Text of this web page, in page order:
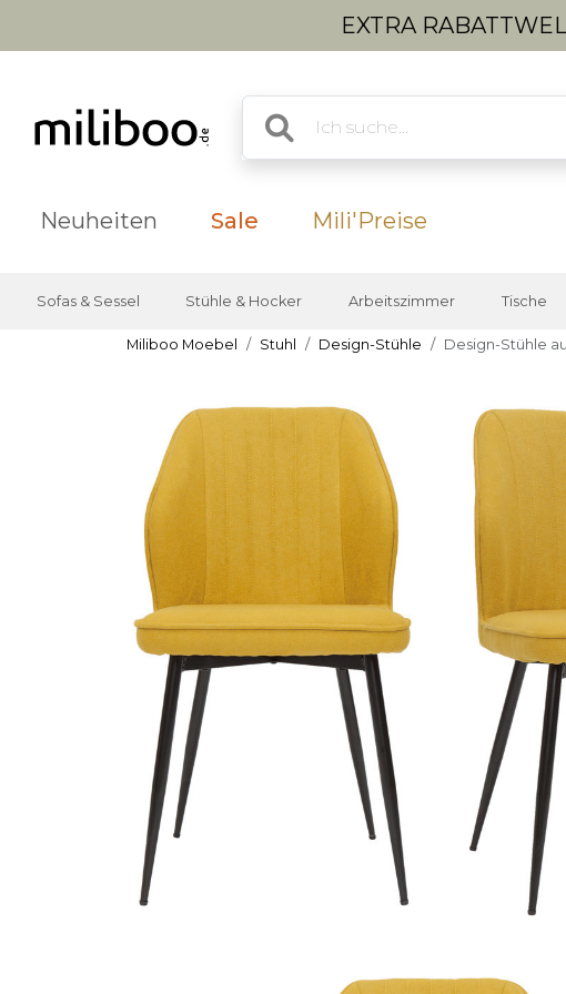
EXTRA
Neuheiten Sale Mili'Preise
Sofas & Sessel Stühle & Hocker Arbeitszimmer Tische
Miliboo Moebel Stuhl Design-Stühle Design-Stühle